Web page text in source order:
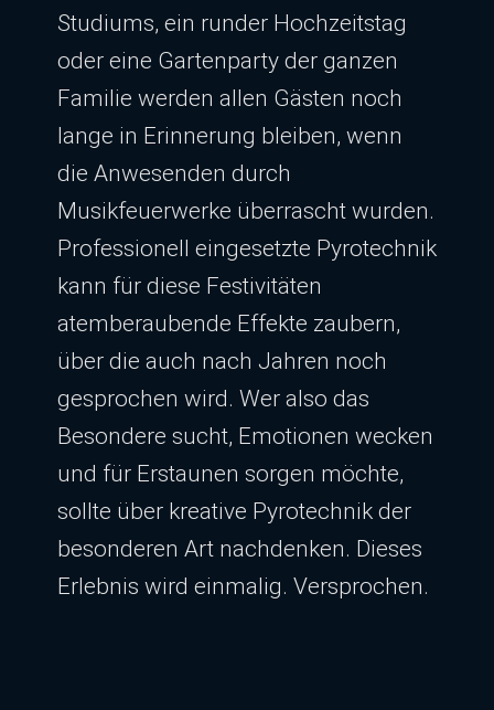
Studiums, ein runder Hochzeitstag
oder eine Gartenparty der ganzen
Familie werden allen Gästen noch
lange in Erinnerung bleiben, wenn
die Anwesenden durch
Musikfeuerwerke überrascht wurden.
Professionell eingesetzte Pyrotechnik
kann für diese Festivitäten
atemberaubende Effekte zaubern,
über die auch nach Jahren noch
gesprochen wird. Wer also das
Besondere sucht, Emotionen wecken
und für Erstaunen sorgen möchte,
sollte über kreative Pyrotechnik der
besonderen Art nachdenken. Dieses
Erlebnis wird einmalig. Versprochen.